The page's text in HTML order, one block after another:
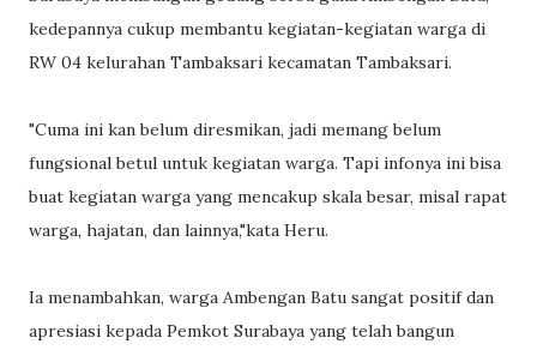
kedepannya cukup membantu kegiatan-kegiatan warga di
RW 04 kelurahan Tambaksari kecamatan Tambaksari.
"Cuma ini kan belum diresmikan, jadi memang belum
fungsional betul untuk kegiatan warga. Tapi infonya ini bisa
buat kegiatan warga yang mencakup skala besar, misal rapat
warga, hajatan, dan lainnya,"kata Heru.
Ia menambahkan, warga Ambengan Batu sangat positif dan
apresiasi kepada Pemkot Surabaya yang telah bangun